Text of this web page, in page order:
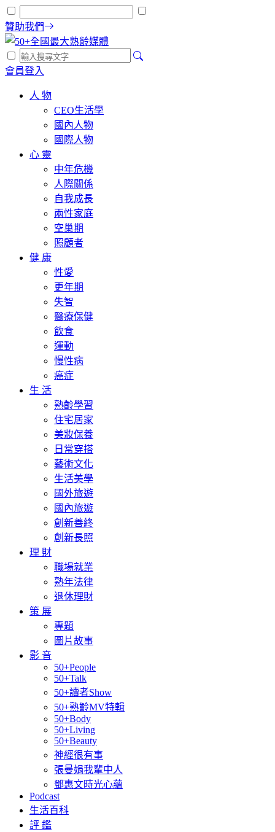
贊助我們
會員登入
人 物
CEO生活學
國內人物
國際人物
心 靈
中年危機
人際關係
自我成長
兩性家庭
空巢期
照顧者
健 康
性愛
更年期
失智
醫療保健
飲食
運動
慢性病
癌症
生 活
熟齡學習
住宅居家
美妝保養
日常穿搭
藝術文化
生活美學
國外旅遊
國內旅遊
創新善終
創新長照
理 財
職場就業
熟年法律
退休理財
策 展
專題
圖片故事
影 音
50+People
50+Talk
50+讀者Show
50+熟齡MV特輯
50+Body
50+Living
50+Beauty
神經很有事
張曼娟我輩中人
鄧惠文時光心蘊
Podcast
生活百科
評 鑑